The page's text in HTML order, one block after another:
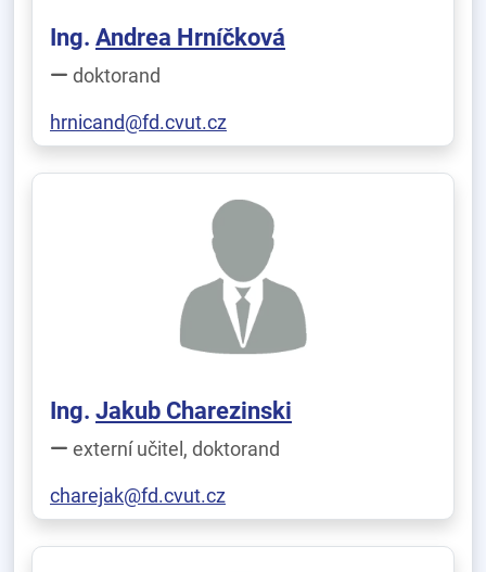
Ing. Andrea Hrníčková
doktorand
hrnicand@fd.cvut.cz
Ing. Jakub Charezinski
externí učitel, doktorand
charejak@fd.cvut.cz